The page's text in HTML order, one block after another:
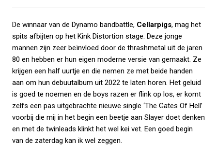
De winnaar van de Dynamo bandbattle, Cellarpigs, mag het
spits afbijten op het Kink Distortion stage. Deze jonge
mannen zijn zeer beïnvloed door de thrashmetal uit de jaren
80 en hebben er hun eigen moderne versie van gemaakt. Ze
krijgen een half uurtje en die nemen ze met beide handen
aan om hun debuutalbum uit 2022 te laten horen. Het geluid
is goed te noemen en de boys razen er flink op los, er komt
zelfs een pas uitgebrachte nieuwe single ‘The Gates Of Hell’
voorbij die mij in het begin een beetje aan Slayer doet denken
en met de twinleads klinkt het wel kei vet. Een goed begin
van de zaterdag kan ik wel zeggen.